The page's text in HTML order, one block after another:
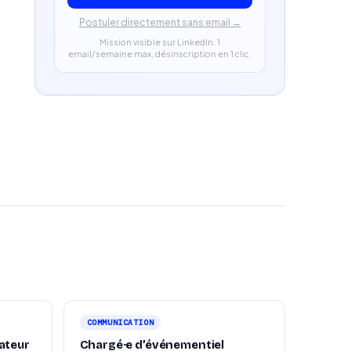
Postuler directement sans email →
Mission visible sur LinkedIn. 1
email/semaine max, désinscription en 1 clic.
COMMUNICATION
Chargé·e d’événementiel